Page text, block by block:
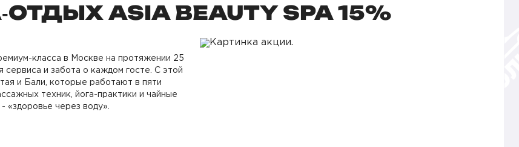
ASIA BEAUTY SPA 15%
класса в
Москве на протяжении 25
и забота о каждом госте. С этой
и Бали, которые работают в пяти
техник, йога-практики и чайные
через воду».